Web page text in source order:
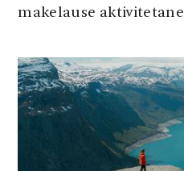
makelause